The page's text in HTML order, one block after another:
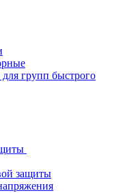
групп быстрого
защиты